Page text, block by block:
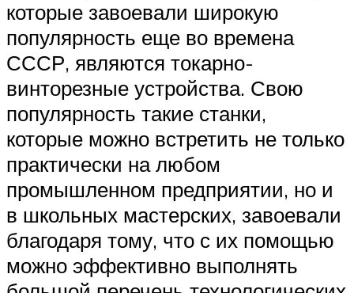
которые завоевали широкую
популярность еще во времена
СССР, являются токарно-
винторезные устройства. Свою
популярность такие станки,
которые можно встретить не только
практически на любом
промышленном предприятии, но и
в школьных мастерских, завоевали
благодаря тому, что с их помощью
можно эффективно выполнять